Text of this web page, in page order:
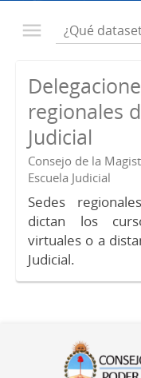
regionales
Judicial
Consejo de la
Escuela Judicial
Sedes
dictan los
virtuales o a
Judicial.